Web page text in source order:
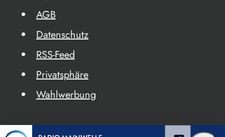
AGB
Datenschutz
RSS-Feed
Privatsphäre
Wahlwerbung